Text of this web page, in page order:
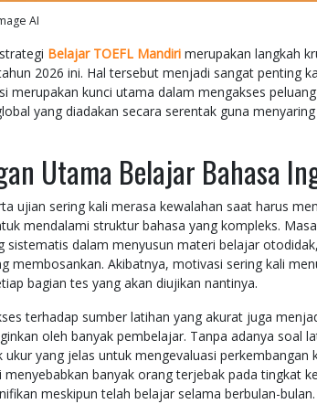
AI
Belajar TOEFL Mandiri merupakan langkah
2026 ini. Hal tersebut menjadi sangat penting
merupakan kunci utama dalam mengakses
yang diadakan secara serentak guna
Utama Belajar Bahasa
ujian sering kali merasa kewalahan saat harus
mendalami struktur bahasa yang kompleks.
sistematis dalam menyusun materi belajar
membosankan. Akibatnya, motivasi sering kali
bagian tes yang akan diujikan nantinya.
terhadap sumber latihan yang akurat juga
oleh banyak pembelajar. Tanpa adanya soal
ukur yang jelas untuk mengevaluasi
menyebabkan banyak orang terjebak pada tingkat
meskipun telah belajar selama berbulan-bulan.